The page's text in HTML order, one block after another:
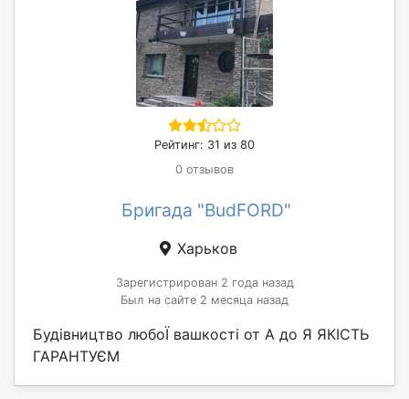
Рейтинг: 31 из 80
0 отзывов
Бригада "BudFORD"
Харьков
Зарегистрирован 2 года назад
Был на сайте 2 месяца назад
Будівництво любоЇ вашкості от А до Я ЯКІСТЬ
ГАРАНТУЄМ